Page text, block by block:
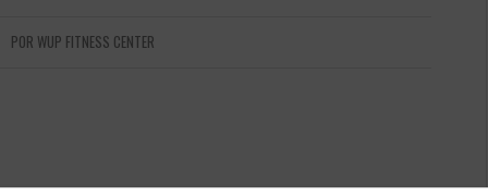
POR WUP FITNESS CENTER